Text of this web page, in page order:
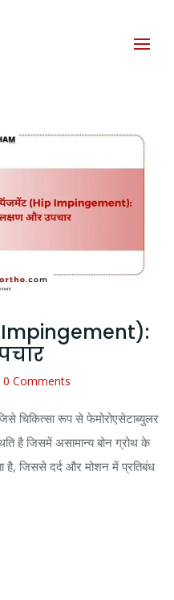
0 Comments
चिकित्सा रूप से फेमोरोएसेटाब्युलर
है जिसमें असामान्य बोन ग्रोथ के
है, जिससे दर्द और मोशन में प्रतिबंध